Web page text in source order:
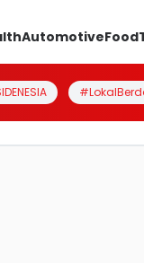
AutomotiveFood